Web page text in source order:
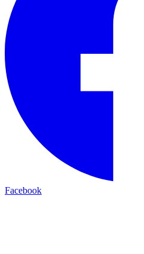
Facebook